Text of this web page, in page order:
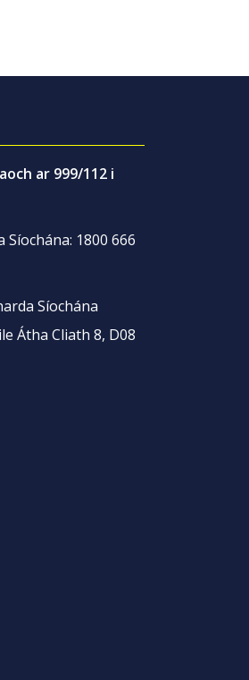
ar 999/112 i
Síochána: 1800 666
Síochána
Átha Cliath 8, D08